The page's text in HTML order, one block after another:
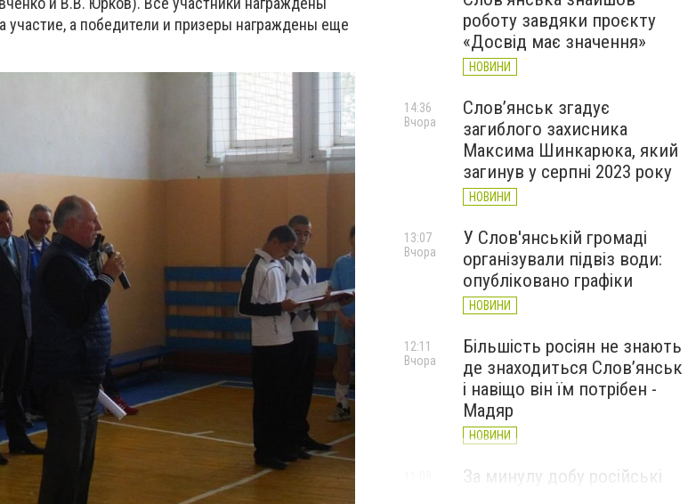
участие, а победители и призеры награждены еще
роботу завдяки проєкту
«Досвід має значення»
НОВИНИ
Слов’янськ згадує
загиблого захисника
Максима Шинкарюка, який
загинув у серпні 2023 року
НОВИНИ
14:36
Вчора
У Слов'янській громаді
організували підвіз води:
опубліковано графіки
НОВИНИ
13:07
Вчора
Більшість росіян не знають
де знаходиться Слов’янськ
і навіщо він їм потрібен -
Мадяр
НОВИНИ
12:11
Вчора
За минулу добу російські